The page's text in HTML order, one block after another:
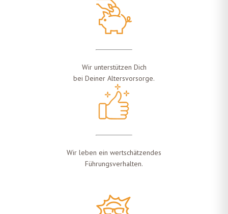
Wir unterstützen Dich
bei Deiner Altersvorsorge.
Wir leben ein wertschätzendes
Führungsverhalten.